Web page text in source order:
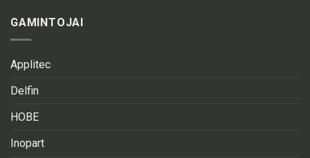
GAMINTOJAI
Applitec
Delfin
HOBE
Inopart